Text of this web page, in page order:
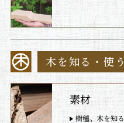
木を知る・使う
素材
樹種、木を知る